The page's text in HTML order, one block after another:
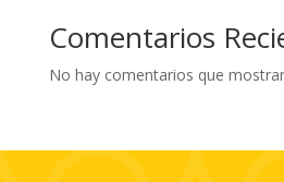
Comentarios
No hay comentarios que